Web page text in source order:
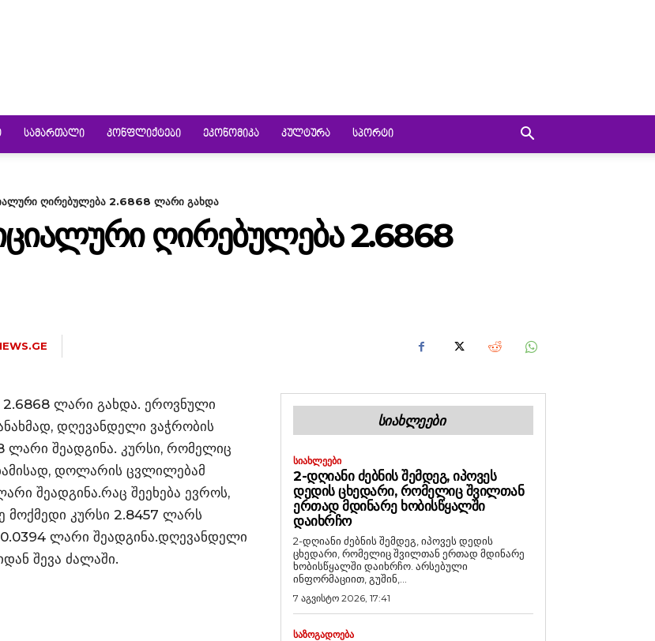
ᲡᲐᲛᲐᲠᲗᲐᲚᲘ ᲙᲝᲜᲤᲚᲘᲥᲢᲔᲑᲘ ᲔᲙᲝᲜᲝᲛᲘᲙᲐ ᲙᲣᲚᲢᲣᲠᲐ ᲡᲞᲝᲠᲢᲘ
ღირებულება 2.6868 ლარი გახდა
ᲦᲘᲠᲔᲑᲣᲚᲔᲑᲐ 2.6868
ლარი გახდა. ეროვნული
დღევანდელი ვაჭრობის
შეადგინა. კურსი, რომელიც
დოლარის ცვლილებამ
შეადგინა.რაც შეეხება ევროს,
მოქმედი კურსი 2.8457 ლარს
ლარი შეადგინა.დღევანდელი
შევა ძალაში.
ᲡᲘᲐᲮᲚᲔᲔᲑᲘ
ᲡᲘᲐᲮᲚᲔᲔᲑᲘ
2-ᲓᲦᲘᲐᲜᲘ ᲫᲔᲑᲜᲘᲡ ᲨᲔᲛᲓᲔᲒ, ᲘᲞᲝᲕᲔᲡ
ᲓᲔᲓᲘᲡ ᲪᲮᲔᲓᲐᲠᲘ, ᲠᲝᲛᲔᲚᲘᲪ ᲨᲕᲘᲚᲗᲐᲜ
ᲔᲠᲗᲐᲓ ᲛᲓᲘᲜᲐᲠᲔ ᲮᲝᲑᲘᲡᲬᲧᲐᲚᲨᲘ
ᲓᲐᲘᲮᲠᲩᲝ
2-დღიანი ძებნის შემდეგ, იპოვეს დედის
ცხედარი, რომელიც შვილთან ერთად მდინარე
ხობისწყალში დაიხრჩო. არსებული
ინფორმაციით, გუშინ,...
7 აგვისტო 2026, 17:41
ᲡᲐᲖᲝᲒᲐᲓᲝᲔᲑᲐ